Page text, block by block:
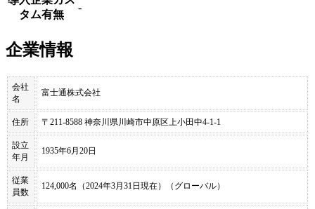
タム有無
-
企業情報
会社
名
富士通株式会社
住所 〒211-8588 神奈川県川崎市中原区上小田中4-1-1
設立
年月
1935年6月20日
従業
員数
124,000名（2024年3月31日現在）（グローバル）